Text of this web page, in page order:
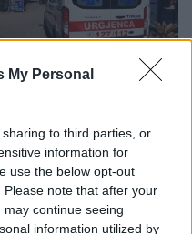
My Personal
to third parties, or
information for
use the below opt-out
note that after your
continue seeing
information utilized by
Aksident në Tiranë, 10-
goditet nga motori
që iku